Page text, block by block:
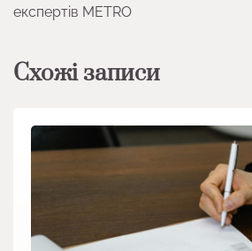
експертів METRO
Схожі записи